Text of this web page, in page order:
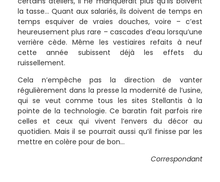
la tasse… Quant aux salariés, ils doivent de temps en
temps esquiver de vraies douches, voire – c’est
heureusement plus rare – cascades d’eau lorsqu’une
verrière cède. Même les vestiaires refaits à neuf
cette année subissent déjà les effets du
ruissellement.
Cela n’empêche pas la direction de vanter
régulièrement dans la presse la modernité de l’usine,
qui se veut comme tous les sites Stellantis à la
pointe de la technologie. Ce baratin fait parfois rire
celles et ceux qui vivent l’envers du décor au
quotidien. Mais il se pourrait aussi qu’il finisse par les
mettre en colère pour de bon…
Correspondant